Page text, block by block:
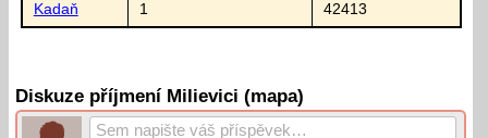
Kadaň 1 42413
Diskuze příjmení Milievici (mapa)